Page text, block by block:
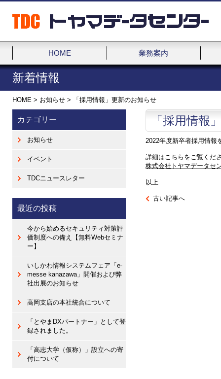
HOME 業務案内
新着情報
HOME > お知らせ > 「採用情報」更新のお知らせ
カテゴリー
お知らせ
イベント
TDCニュースレター
最近の投稿
今から始めるセキュリティ対策評
価制度への備え【無料Webセミナ
ー】
いしかわ情報システムフェア「e-
messe kanazawa」開催および弊
社出展のお知らせ
高岡支店の本社統合について
「とやまDXパートナー」として登
録されました。
「高志大学（仮称）」設立への寄
付について
「採用情報
2022年度新卒者採用情報
詳細はこちらをご覧くだ
株式会社トヤマデータ
以上
古い記事へ